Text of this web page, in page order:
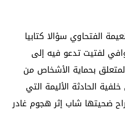
الفتحاوي سؤالا كتابيا
لفتيت تدعو فيه إلى
بحماية الأشخاص من
الحادثة الأليمة التي
ضحيتها شاب إثر هجوم غادر